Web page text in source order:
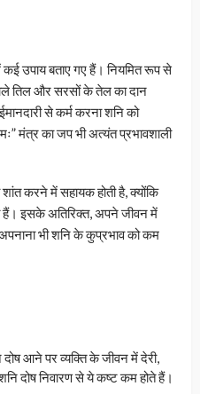
कई उपाय बताए गए हैं। नियमित रूप से
तिल और सरसों के तेल का दान
से कर्म करना शनि को
मंत्र का जप भी अत्यंत प्रभावशाली
करने में सहायक होती है, क्योंकि
हैं। इसके अतिरिक्त, अपने जीवन में
भी शनि के कुप्रभाव को कम
आने पर व्यक्ति के जीवन में देरी,
दोष निवारण से ये कष्ट कम होते हैं।